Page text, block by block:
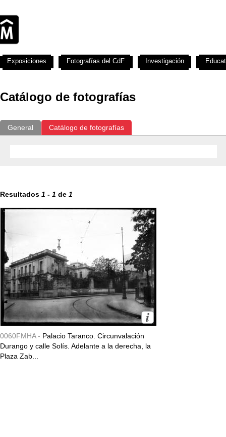
Catálogo de fotografías
General Catálogo de fotografías
Resultados 1 - 1 de 1
0060FMHA - Palacio Taranco. Circunvalación
Durango y calle Solís. Adelante a la derecha, la
Plaza Zab...
Exposiciones Fotografías del CdF Investigación